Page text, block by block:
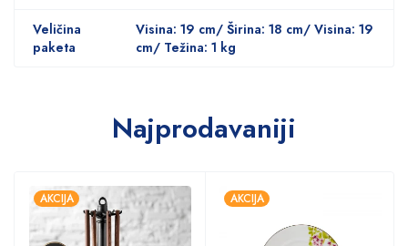
Veličina
paketa
Visina: 19 cm/ Širina: 18 cm/ Visina: 19
cm/ Težina: 1 kg
Najprodavaniji
AKCIJA AKCIJA